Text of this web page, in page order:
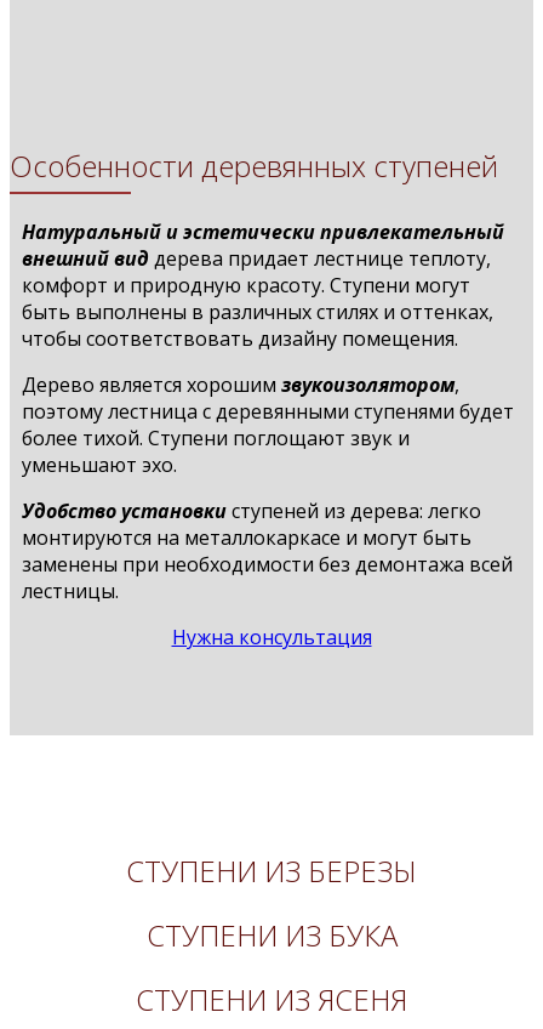
Особенности деревянных ступеней
Натуральный и эстетически привлекательный
внешний вид дерева придает лестнице теплоту,
комфорт и природную красоту. Ступени могут
быть выполнены в различных стилях и оттенках,
чтобы соответствовать дизайну помещения.
Дерево является хорошим звукоизолятором,
поэтому лестница с деревянными ступенями будет
более тихой. Ступени поглощают звук и
уменьшают эхо.
Удобство установкиступеней из дерева: легко
монтируются на металлокаркасе и могут быть
заменены при необходимости без демонтажа всей
лестницы.
Нужна консультация
СТУПЕНИ ИЗ БЕРЕЗЫ
СТУПЕНИ ИЗ БУКА
СТУПЕНИ ИЗ ЯСЕНЯ